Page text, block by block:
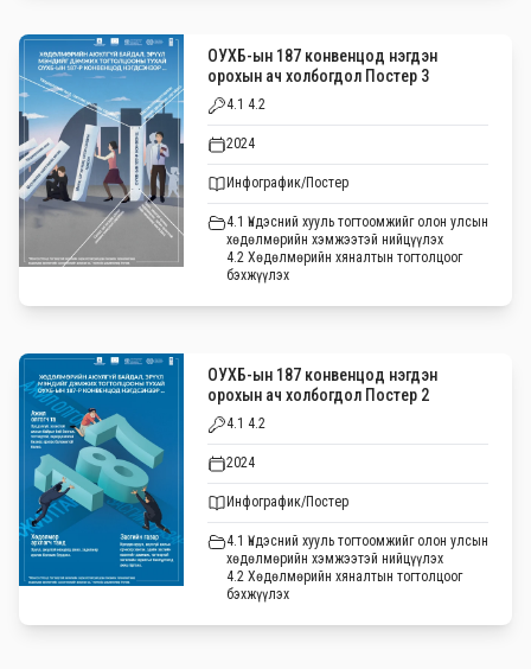
ОУХБ-ын 187 конвенцод нэгдэн
орохын ач холбогдол Постер 3
4.1 4.2
2024
Инфографик/Постер
4.1 Үндэсний хууль тогтоомжийг олон улсын
хөдөлмөрийн хэмжээтэй нийцүүлэх
4.2 Хөдөлмөрийн хяналтын тогтолцоог
бэхжүүлэх
ОУХБ-ын 187 конвенцод нэгдэн
орохын ач холбогдол Постер 2
4.1 4.2
2024
Инфографик/Постер
4.1 Үндэсний хууль тогтоомжийг олон улсын
хөдөлмөрийн хэмжээтэй нийцүүлэх
4.2 Хөдөлмөрийн хяналтын тогтолцоог
бэхжүүлэх